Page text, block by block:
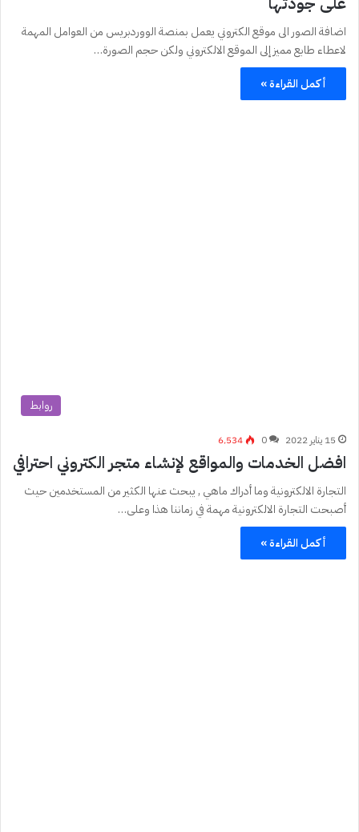
اضافة الصور الى موقع الكتروني يعمل بمنصة الووردبريس من العوامل المهمة
لاعطاء طابع مميز إلى الموقع الالكتروني ولكن حجم الصورة…
أكمل القراءة »
روابط
15 يناير 2022 0 6٬534
افضل الخدمات والمواقع لإنشاء متجر الكتروني احترافي
التجارة الالكترونية وما أدراك ماهي , يبحث عنها الكثير من المستخدمين حيث
أصبحت التجارة الالكترونية مهمة في زماننا هذا وعلى…
أكمل القراءة »